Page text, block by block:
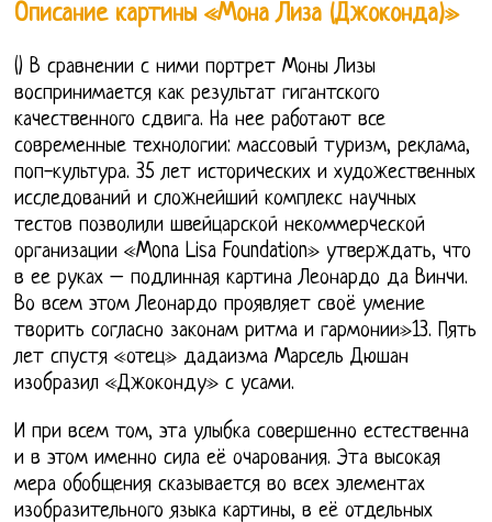
Описание картины «Мона Лиза (Джоконда)»
() В сравнении с ними портрет Моны Лизы
воспринимается как результат гигантского
качественного сдвига. На нее работают все
современные технологии: массовый туризм, реклама,
поп-культура. 35 лет исторических и художественных
исследований и сложнейший комплекс научных
тестов позволили швейцарской некоммерческой
организации «Mona Lisa Foundation» утверждать, что
в ее руках – подлинная картина Леонардо да Винчи.
Во всем этом Леонардо проявляет своё умение
творить согласно законам ритма и гармонии»13. Пять
лет спустя «отец» дадаизма Марсель Дюшан
изобразил «Джоконду» с усами.
И при всем том, эта улыбка совершенно естественна
и в этом именно сила её очарования. Эта высокая
мера обобщения сказывается во всех элементах
изобразительного языка картины, в её отдельных